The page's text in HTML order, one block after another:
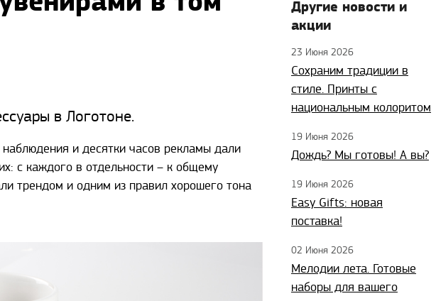
в Логотоне.
и десятки часов рекламы дали
с каждого в отдельности – к общему
трендом и одним из правил хорошего тона
Другие новости и
акции
23 Июня 2026
Сохраним традиции в
стиле. Принты с
национальным колоритом
19 Июня 2026
Дождь? Мы готовы! А вы?
19 Июня 2026
Easy Gifts: новая
поставка!
02 Июня 2026
Мелодии лета. Готовые
наборы для вашего